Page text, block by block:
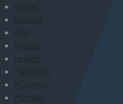
Kassel
Koblenz
Köln
Krefeld
Leipzig
Mannheim
München
Münster